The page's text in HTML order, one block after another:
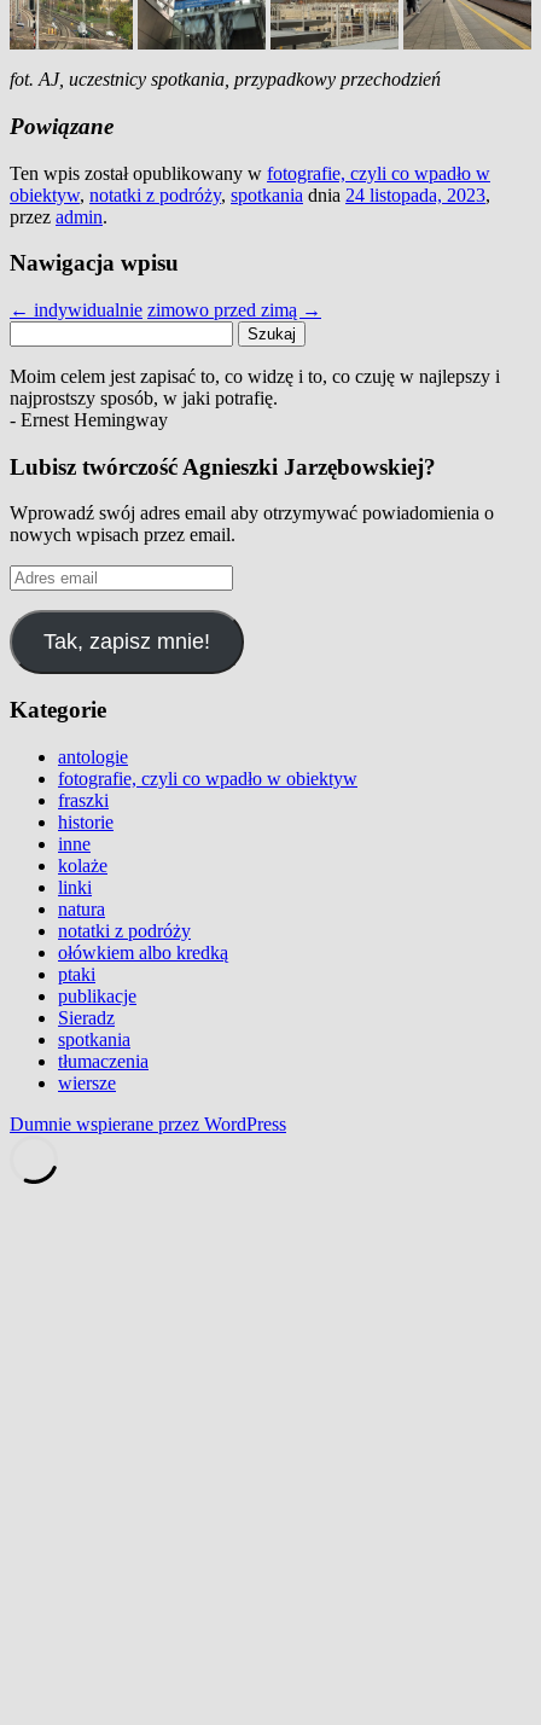
fot. AJ, uczestnicy spotkania, przypadkowy przechodzień
Powiązane
Ten wpis został opublikowany w fotografie, czyli co wpadło w
obiektyw, notatki z podróży, spotkania dnia 24 listopada, 2023,
przez admin.
Nawigacja wpisu
← indywidualnie zimowo przed zimą →
Moim celem jest zapisać to, co widzę i to, co czuję w najlepszy i
najprostszy sposób, w jaki potrafię.
- Ernest Hemingway
Lubisz twórczość Agnieszki Jarzębowskiej?
Wprowadź swój adres email aby otrzymywać powiadomienia o
nowych wpisach przez email.
Adres
email
Tak, zapisz mnie!
Kategorie
antologie
fotografie, czyli co wpadło w obiektyw
fraszki
historie
inne
kolaże
linki
natura
notatki z podróży
ołówkiem albo kredką
ptaki
publikacje
Sieradz
spotkania
tłumaczenia
wiersze
Dumnie wspierane przez WordPress